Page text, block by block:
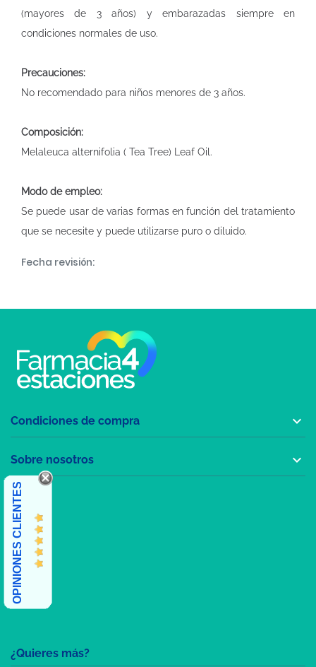
(mayores de 3 años) y embarazadas siempre en
condiciones normales de uso.
Precauciones:
No recomendado para niños menores de 3 años.
Composición:
Melaleuca alternifolia ( Tea Tree) Leaf Oil.
Modo de empleo:
Se puede usar de varias formas en función del tratamiento
que se necesite y puede utilizarse puro o diluido.
Fecha revisión:
¿Quieres más?
Condiciones de compra 
Sobre nosotros 
OPINIONES CLIENTES